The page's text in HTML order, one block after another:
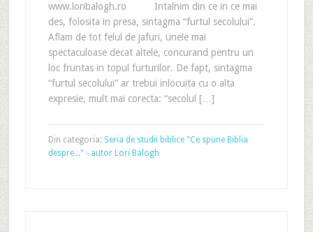
www.loribalogh.ro Intalnim din ce in ce mai
des, folosita in presa, sintagma “furtul secolului”.
Aflam de tot felul de jafuri, unele mai
spectaculoase decat altele, concurand pentru un
loc fruntas in topul furturilor. De fapt, sintagma
“furtul secolului” ar trebui inlocuita cu o alta
expresie, mult mai corecta: “secolul […]
Din categoria: Seria de studii biblice "Ce spune Biblia
despre..." - autor Lori Balogh